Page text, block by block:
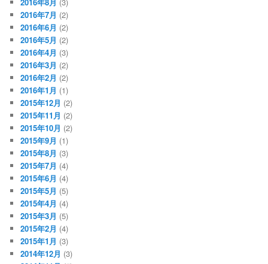
2016年7月 (2)
2016年6月 (2)
2016年5月 (2)
2016年4月 (3)
2016年3月 (2)
2016年2月 (2)
2016年1月 (1)
2015年12月 (2)
2015年11月 (2)
2015年10月 (2)
2015年9月 (1)
2015年8月 (3)
2015年7月 (4)
2015年6月 (4)
2015年5月 (5)
2015年4月 (4)
2015年3月 (5)
2015年2月 (4)
2015年1月 (3)
2014年12月 (3)